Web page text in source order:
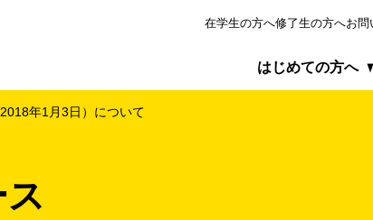
在学生の方へ修了生の方へお問
はじめての方へ
年1月3日）について